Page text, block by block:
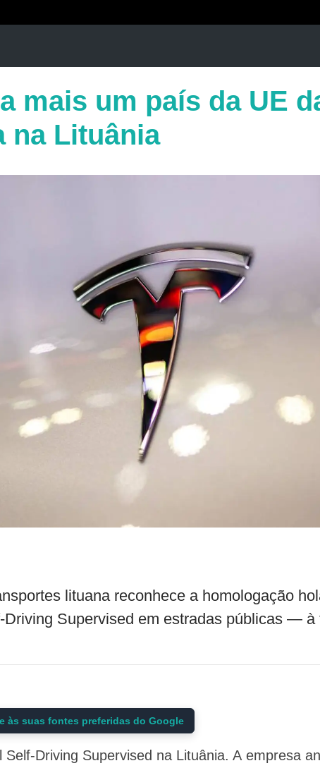
mais um país da UE
na Lituânia
lituana reconhece a homologação
Driving Supervised em estradas públicas — à
às suas fontes preferidas do Google
Self-Driving Supervised na Lituânia. A empresa